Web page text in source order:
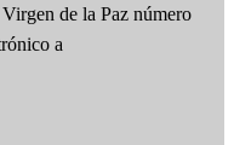
de la Paz número
a